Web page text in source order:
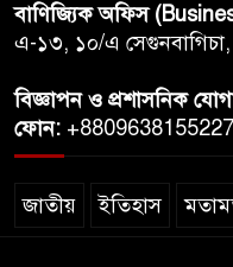
বাণিজ্যিক অফিস
এ-১৩, ১০/এ
বিজ্ঞাপন ও প্রশাসনিক
ফোন: +8809638155227
জাতীয় ইতিহাস